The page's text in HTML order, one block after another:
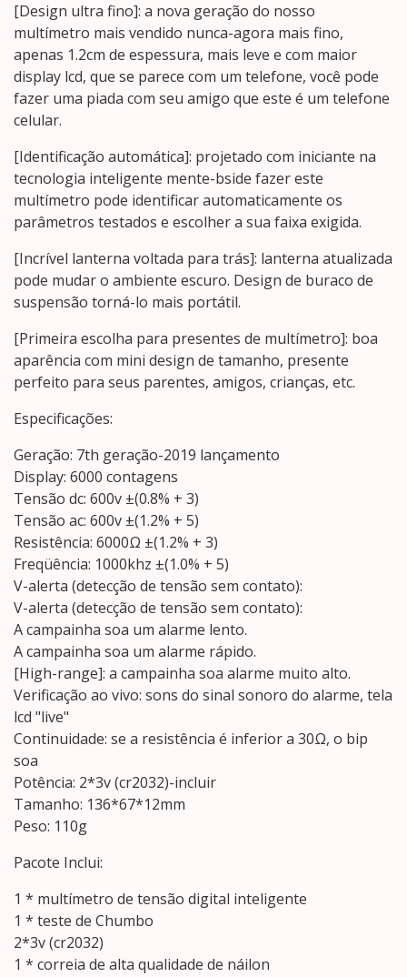
[Design ultra fino]: a nova geração do nosso
multímetro mais vendido nunca-agora mais fino,
apenas 1.2cm de espessura, mais leve e com maior
display lcd, que se parece com um telefone, você pode
fazer uma piada com seu amigo que este é um telefone
celular.
[Identificação automática]: projetado com iniciante na
tecnologia inteligente mente-bside fazer este
multímetro pode identificar automaticamente os
parâmetros testados e escolher a sua faixa exigida.
[Incrível lanterna voltada para trás]: lanterna atualizada
pode mudar o ambiente escuro. Design de buraco de
suspensão torná-lo mais portátil.
[Primeira escolha para presentes de multímetro]: boa
aparência com mini design de tamanho, presente
perfeito para seus parentes, amigos, crianças, etc.
Especificações:
Geração: 7th geração-2019 lançamento
Display: 6000 contagens
Tensão dc: 600v ±(0.8% + 3)
Tensão ac: 600v ±(1.2% + 5)
Resistência: 6000Ω ±(1.2% + 3)
Freqüência: 1000khz ±(1.0% + 5)
V-alerta (detecção de tensão sem contato):
V-alerta (detecção de tensão sem contato):
A campainha soa um alarme lento.
A campainha soa um alarme rápido.
[High-range]: a campainha soa alarme muito alto.
Verificação ao vivo: sons do sinal sonoro do alarme, tela
lcd "live"
Continuidade: se a resistência é inferior a 30Ω, o bip
soa
Potência: 2*3v (cr2032)-incluir
Tamanho: 136*67*12mm
Peso: 110g
Pacote Inclui:
1 * multímetro de tensão digital inteligente
1 * teste de Chumbo
2*3v (cr2032)
1 * correia de alta qualidade de náilon